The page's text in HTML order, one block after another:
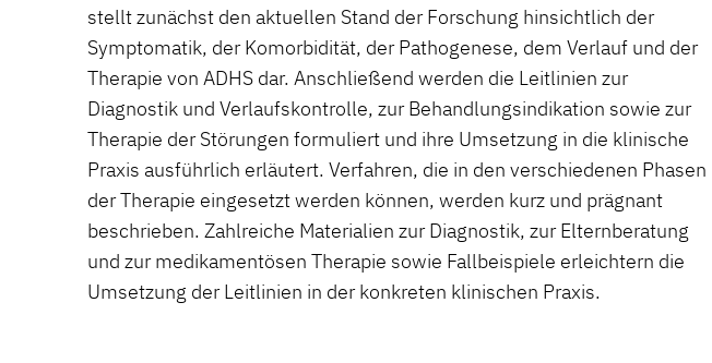
stellt zunächst den aktuellen Stand der Forschung hinsichtlich der
Symptomatik, der Komorbidität, der Pathogenese, dem Verlauf und der
Therapie von ADHS dar. Anschließend werden die Leitlinien zur
Diagnostik und Verlaufskontrolle, zur Behandlungsindikation sowie zur
Therapie der Störungen formuliert und ihre Umsetzung in die klinische
Praxis ausführlich erläutert. Verfahren, die in den verschiedenen Phasen
der Therapie eingesetzt werden können, werden kurz und prägnant
beschrieben. Zahlreiche Materialien zur Diagnostik, zur Elternberatung
und zur medikamentösen Therapie sowie Fallbeispiele erleichtern die
Umsetzung der Leitlinien in der konkreten klinischen Praxis.